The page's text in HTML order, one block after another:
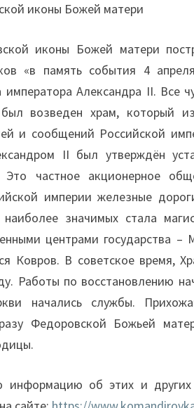
иконы Божей матери
иконы Божей матери
«в память события 4
императора Александра II. Все
возведен храм, который
и сообщений Российской
II был утверждён
частное акционерное
империи железные
значимых стала
центрами государства
Ковров. В советское время,
Работы по восстановлению
начались службы.
Федоровской Божьей
информацию об этих и других